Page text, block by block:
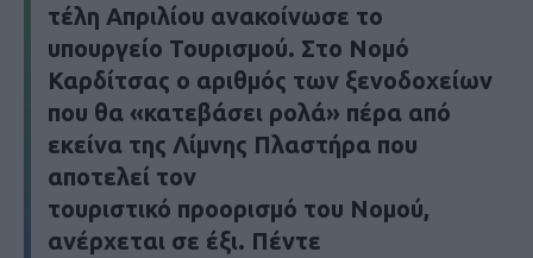
τέλη Απριλίου ανακοίνωσε το
υπουργείο Τουρισμού. Στο Νομό
Καρδίτσας ο αριθμός των ξενοδοχείων
που θα «κατεβάσει ρολά» πέρα από
εκείνα της Λίμνης Πλαστήρα που
αποτελεί τον
τουριστικό προορισμό του Νομού,
ανέρχεται σε έξι. Πέντε